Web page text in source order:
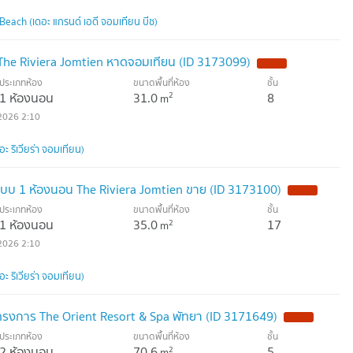
(เดอะ แกรนด์ เอดี จอมเทียน บีช)
Riviera Jomtien หาดจอมเทียน (ID 3173099)
ประเภทห้อง
1 ห้องนอน
ขนาดพื้นที่ห้อง
31.0m2
ชั้น
8
2:10
ริเวียร่า จอมเทียน)
บ 1 ห้องนอน The Riviera Jomtien ขาย (ID 3173100)
ประเภทห้อง
1 ห้องนอน
ขนาดพื้นที่ห้อง
35.0m2
ชั้น
17
2:10
ริเวียร่า จอมเทียน)
งการ The Orient Resort & Spa พัทยา (ID 3171649)
ประเภทห้อง ขนาดพื้นที่ห้อง
2
ชั้น